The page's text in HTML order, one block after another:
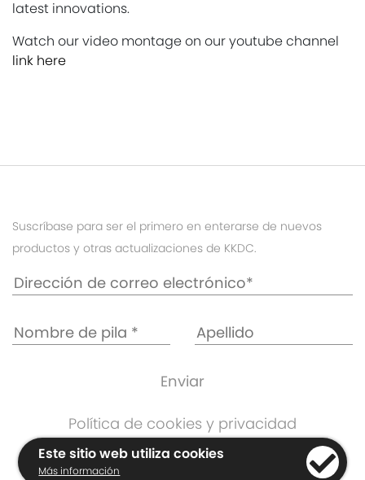
latest innovations.
Watch our video montage on our youtube channel
link here
Suscríbase para ser el primero en enterarse de nuevos
productos y otras actualizaciones de KKDC.
Política de cookies y privacidad
Información de garantía
Términos y condiciones
Este sitio web utiliza cookies
Más información